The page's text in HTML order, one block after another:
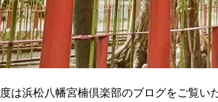
は浜松八幡宮楠倶楽部のブログをご覧い